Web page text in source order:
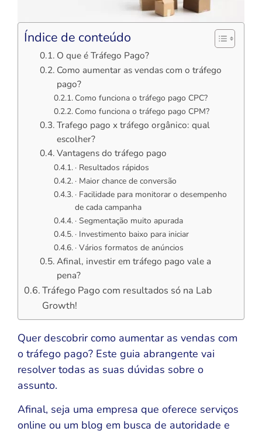
Índice de conteúdo
O que é Tráfego Pago?
Como aumentar as vendas com o tráfego
pago?
Como funciona o tráfego pago CPC?
Como funciona o tráfego pago CPM?
Trafego pago x tráfego orgânico: qual
escolher?
Vantagens do tráfego pago
· Resultados rápidos
· Maior chance de conversão
· Facilidade para monitorar o desempenho
de cada campanha
· Segmentação muito apurada
· Investimento baixo para iniciar
· Vários formatos de anúncios
Afinal, investir em tráfego pago vale a
pena?
Tráfego Pago com resultados só na Lab
Growth!
Quer descobrir como aumentar as vendas com
o tráfego pago? Este guia abrangente vai
resolver todas as suas dúvidas sobre o
assunto.
Afinal, seja uma empresa que oferece serviços
online ou um blog em busca de autoridade e